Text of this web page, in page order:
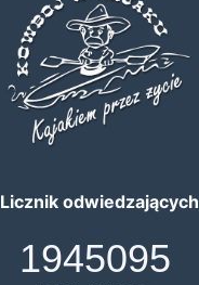
Licznik odwiedzających
1945095